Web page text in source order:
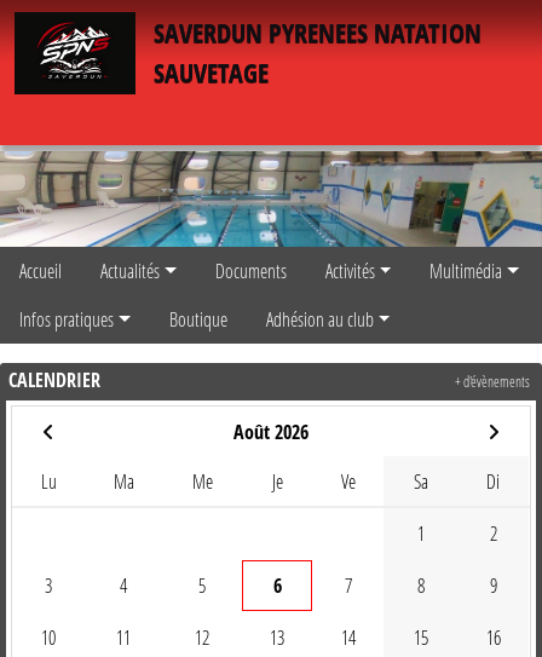
SAVERDUN PYRENEES NATATION
SAUVETAGE
Accueil Actualités Documents Activités
Multimédia
Infos pratiques
Boutique Adhésion au club
CALENDRIER
Août 2026
Lu Ma Me Je Ve Sa Di
1 2
3 4 5 6 7 8 9
10 11 12 13 14 15 16
+ d'évènements
Panneau de gestion des cookies